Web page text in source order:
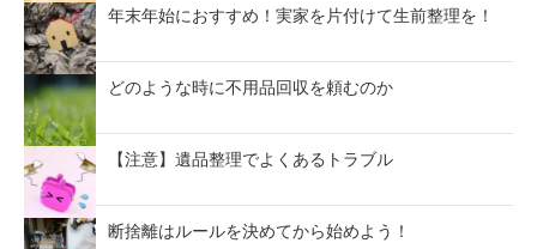
年末年始におすすめ！実家を片付けて生前整理を！
どのような時に不用品回収を頼むのか
【注意】遺品整理でよくあるトラブル
断捨離はルールを決めてから始めよう！